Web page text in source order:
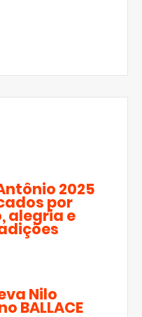
2025
por
alegria e
Nilo
BALLACE